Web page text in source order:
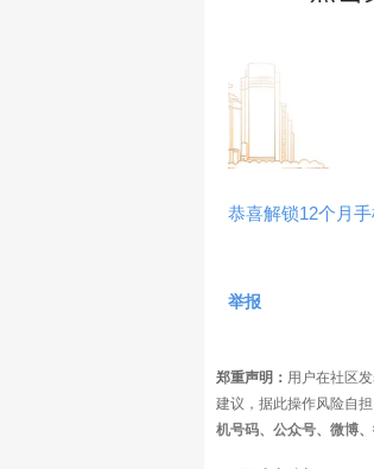
恭喜解锁12个月
举报
郑重声明： 用户在社区
建议，据此操作风险自担
机号码、公众号、微博